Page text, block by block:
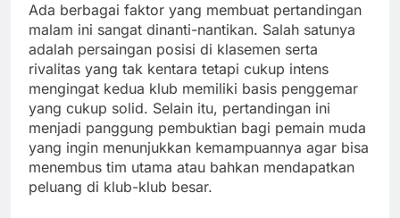
Ada berbagai faktor yang membuat pertandingan
malam ini sangat dinanti-nantikan. Salah satunya
adalah persaingan posisi di klasemen serta
rivalitas yang tak kentara tetapi cukup intens
mengingat kedua klub memiliki basis penggemar
yang cukup solid. Selain itu, pertandingan ini
menjadi panggung pembuktian bagi pemain muda
yang ingin menunjukkan kemampuannya agar bisa
menembus tim utama atau bahkan mendapatkan
peluang di klub-klub besar.